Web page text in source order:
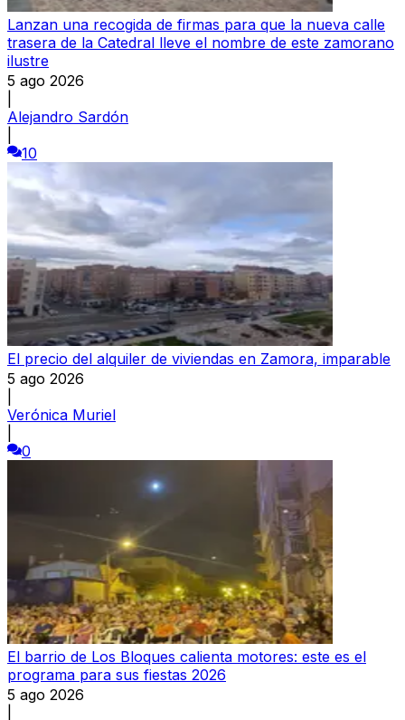
Lanzan una recogida de firmas para que la nueva calle
trasera de la Catedral lleve el nombre de este zamorano
ilustre
5 ago 2026
Alejandro Sardón
10
El precio del alquiler de viviendas en Zamora, imparable
5 ago 2026
Verónica Muriel
0
El barrio de Los Bloques calienta motores: este es el
programa para sus fiestas 2026
5 ago 2026